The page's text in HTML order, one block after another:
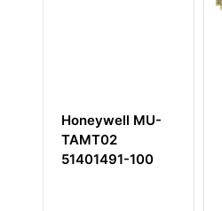
Honeywell MU-
TAMT02
51401491-100